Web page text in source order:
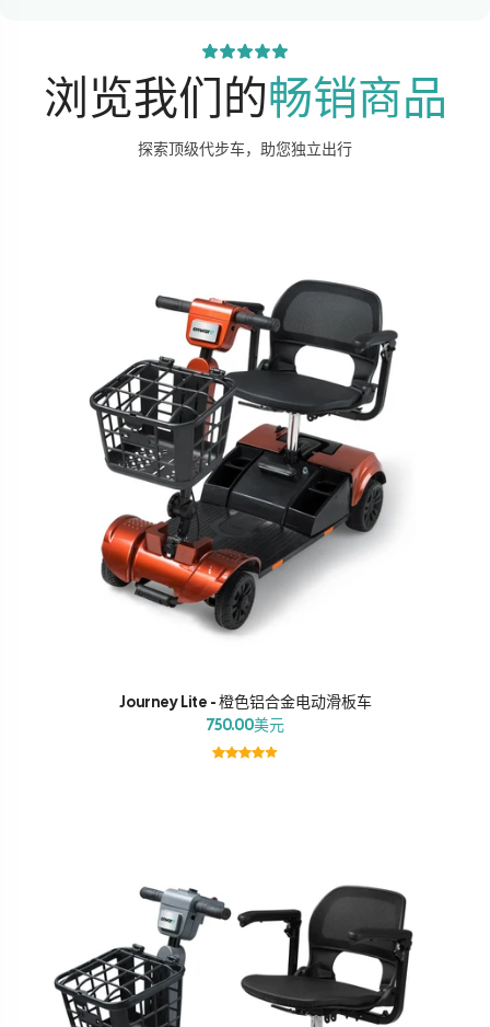
浏览我们的畅销商品
探索顶级代步车，助您独立出行
Journey Lite - 橙色铝合金电动滑板车
750.00美元